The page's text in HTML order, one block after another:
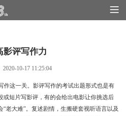
影评写作力
2020-10-17 11:25:04
作这一关。影评写作的考试出题形式也是有
或短片写影评，有的会给出电影让你挑选后
“老大难”。复述剧情，生搬硬套视听语言以及